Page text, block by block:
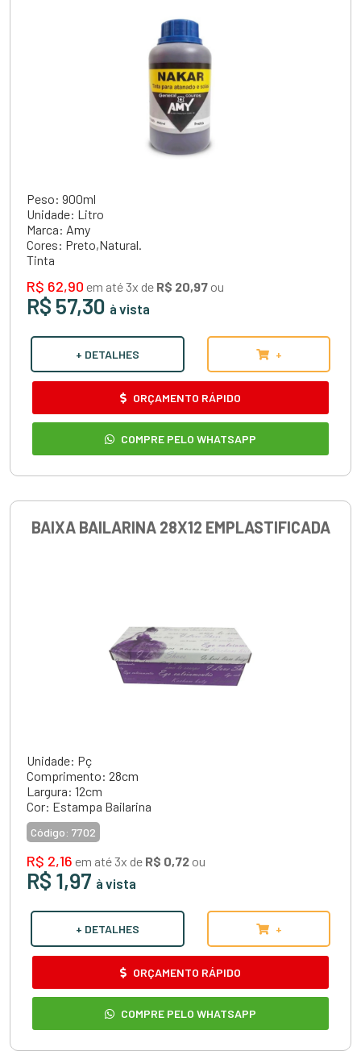
Peso: 900ml
Unidade: Litro
Marca: Amy
Cores: Preto,Natural.
Tinta
R$ 62,90 em até 3x de R$ 20,97 ou
R$ 57,30 à vista
+ DETALHES +
ORÇAMENTO RÁPIDO
COMPRE PELO WHATSAPP
BAIXA BAILARINA 28X12 EMPLASTIFICADA
Unidade: Pç
Comprimento: 28cm
Largura: 12cm
Cor: Estampa Bailarina
Código: 7702
R$ 2,16 em até 3x de R$ 0,72 ou
R$ 1,97 à vista
+ DETALHES +
ORÇAMENTO RÁPIDO
COMPRE PELO WHATSAPP